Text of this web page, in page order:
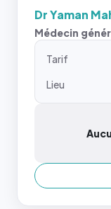
Dr Yaman
Médecin
Tarif
Lieu